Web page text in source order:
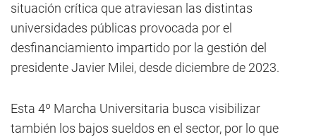
situación crítica que atraviesan las distintas
universidades públicas provocada por el
desfinanciamiento impartido por la gestión del
presidente Javier Milei, desde diciembre de 2023.
Esta 4º Marcha Universitaria busca visibilizar
también los bajos sueldos en el sector, por lo que